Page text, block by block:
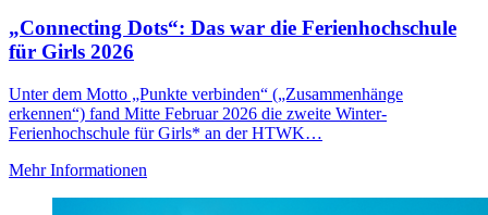
„Connecting Dots“: Das war die Ferienhochschule
für Girls 2026
Unter dem Motto „Punkte verbinden“ („Zusammenhänge
erkennen“) fand Mitte Februar 2026 die zweite Winter-
Ferienhochschule für Girls* an der HTWK…
Mehr Informationen